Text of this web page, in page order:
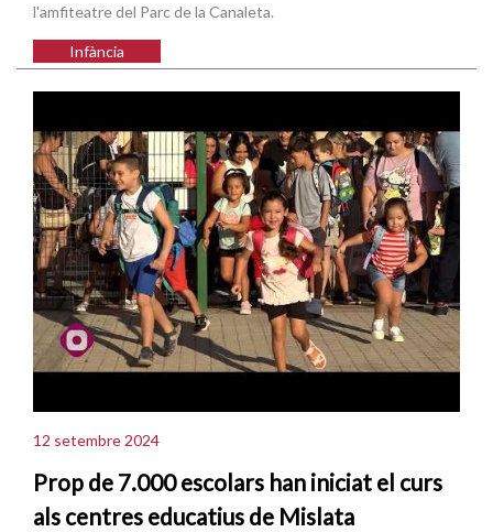
l'amfiteatre del Parc de la Canaleta.
Infància
12 setembre 2024
Prop de 7.000 escolars han iniciat el curs
als centres educatius de Mislata